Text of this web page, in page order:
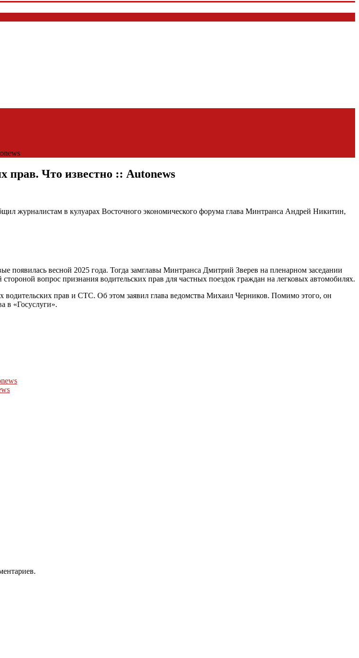
прав. Что известно :: Autonews
журналистам в кулуарах Восточного экономического форума глава Минтранса Андрей Никитин,
весной 2025 года. Тогда замглавы Минтранса Дмитрий Зверев на пленарном заседании
вопрос признания водительских прав для частных поездок граждан на легковых автомобилях.
водительских прав и СТС. Об этом заявил глава ведомства Михаил Черников. Помимо этого, он
в «Госуслуги».